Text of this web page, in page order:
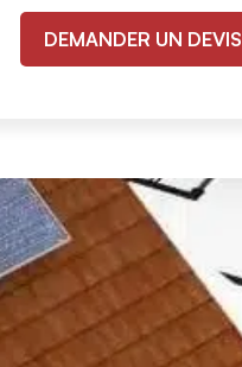
DEMANDER UN DEVIS